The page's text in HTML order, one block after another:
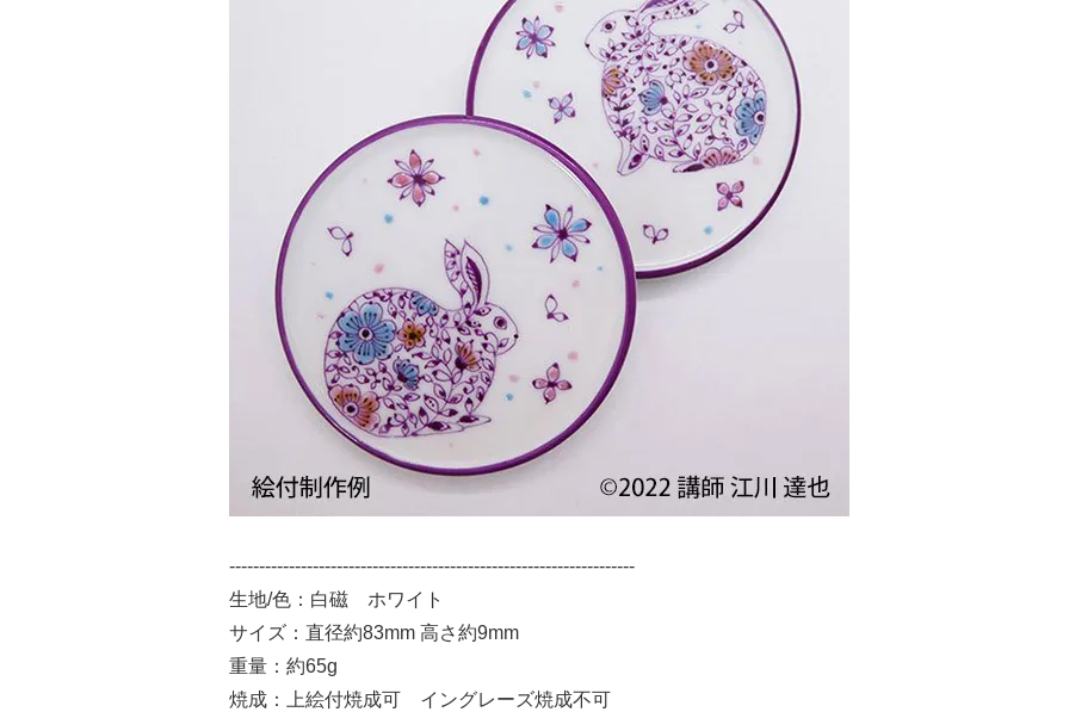
--------------------------------------------------------------------
生地/色：白磁 ホワイト
サイズ：直径約83mm 高さ約9mm
重量：約65g
焼成：上絵付焼成可 イングレーズ焼成不可